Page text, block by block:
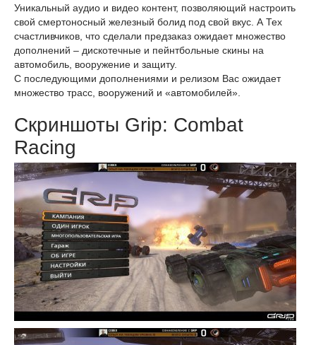
Уникальный аудио и видео контент, позволяющий настроить
свой смертоносный железный болид под свой вкус. А Тех
счастливчиков, что сделали предзаказ ожидает множество
дополнений – дискотечные и пейнтбольные скины на
автомобиль, вооружение и защиту.
С последующими дополнениями и релизом Вас ожидает
множество трасс, вооружений и «автомобилей».
Скриншоты Grip: Combat
Racing